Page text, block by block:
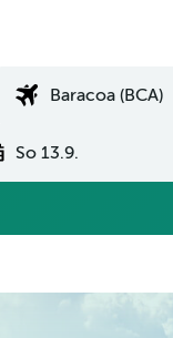
So 13.9.